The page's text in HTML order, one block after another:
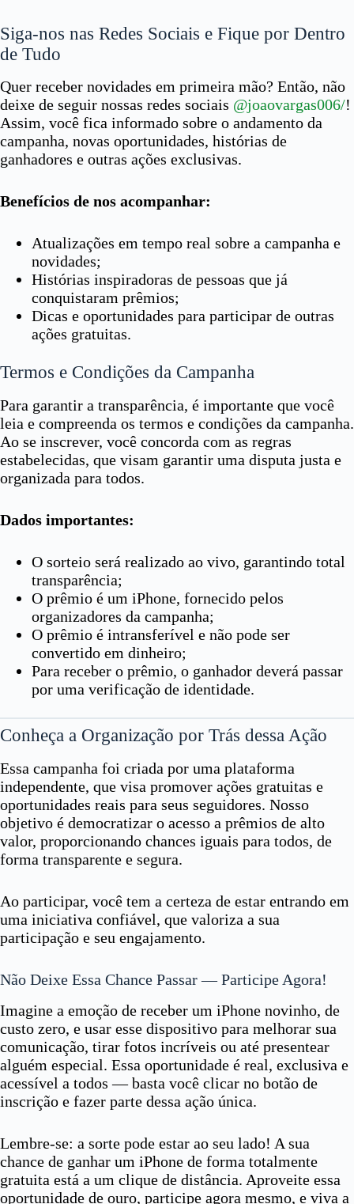
Siga-nos nas Redes Sociais e Fique por Dentro
de Tudo
Quer receber novidades em primeira mão? Então, não
deixe de seguir nossas redes sociais @joaovargas006/!
Assim, você fica informado sobre o andamento da
campanha, novas oportunidades, histórias de
ganhadores e outras ações exclusivas.
Benefícios de nos acompanhar:
Atualizações em tempo real sobre a campanha e
novidades;
Histórias inspiradoras de pessoas que já
conquistaram prêmios;
Dicas e oportunidades para participar de outras
ações gratuitas.
Termos e Condições da Campanha
Para garantir a transparência, é importante que você
leia e compreenda os termos e condições da campanha.
Ao se inscrever, você concorda com as regras
estabelecidas, que visam garantir uma disputa justa e
organizada para todos.
Dados importantes:
O sorteio será realizado ao vivo, garantindo total
transparência;
O prêmio é um iPhone, fornecido pelos
organizadores da campanha;
O prêmio é intransferível e não pode ser
convertido em dinheiro;
Para receber o prêmio, o ganhador deverá passar
por uma verificação de identidade.
Conheça a Organização por Trás dessa Ação
Essa campanha foi criada por uma plataforma
independente, que visa promover ações gratuitas e
oportunidades reais para seus seguidores. Nosso
objetivo é democratizar o acesso a prêmios de alto
valor, proporcionando chances iguais para todos, de
forma transparente e segura.
Ao participar, você tem a certeza de estar entrando em
uma iniciativa confiável, que valoriza a sua
participação e seu engajamento.
Não Deixe Essa Chance Passar — Participe Agora!
Imagine a emoção de receber um iPhone novinho, de
custo zero, e usar esse dispositivo para melhorar sua
comunicação, tirar fotos incríveis ou até presentear
alguém especial. Essa oportunidade é real, exclusiva e
acessível a todos — basta você clicar no botão de
inscrição e fazer parte dessa ação única.
Lembre-se: a sorte pode estar ao seu lado! A sua
chance de ganhar um iPhone de forma totalmente
gratuita está a um clique de distância. Aproveite essa
oportunidade de ouro, participe agora mesmo, e viva a